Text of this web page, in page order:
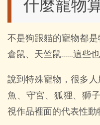
什麼寵物
不是狗跟貓的寵物都是
倉鼠、天竺鼠……這些
說到特殊寵物，很多
魚、守宮、狐狸、獅
視作品裡面的代表性動